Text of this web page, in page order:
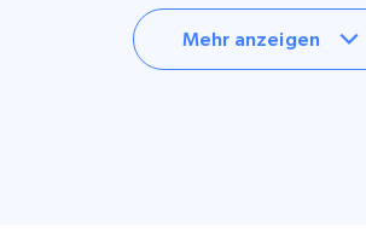
Mehr anzeigen